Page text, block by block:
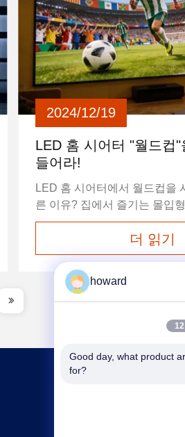
도의 픽셀 피치...
2024/12/19
LED 홈 시어터 "월드컵
들어라!
LED 홈 시어터에서 월드컵을
른 이유? 집에서 즐기는 몰입
과 함께 영화관 수준의 시각적
져오세요.홈 시어터 LED 디스
비와 2K, 4K 또는 8K 해상도
시어터는 생생한 색상과 놀라
(40,000:1)로 초선명 이미지를
어터 LED 디스플레이는 일반
고, 기존 프로젝터보다 4~8배
플레이 화면으로 홈 시어터를
더 읽기
howard
Good day, what product
for?